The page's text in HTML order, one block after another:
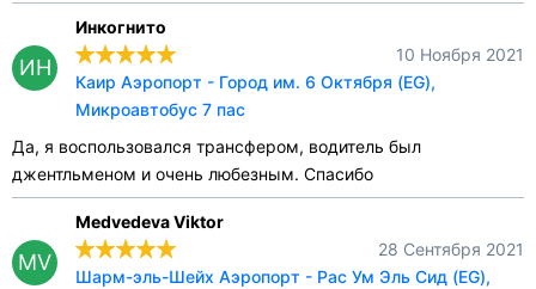
ИН
Инкогнито
10 Ноября 2021
Каир Аэропорт - Город им. 6 Октября (EG),
Микроавтобус 7 пас
Да, я воспользовался трансфером, водитель был
джентльменом и очень любезным. Спасибо
MV
Medvedeva Viktor
28 Сентября 2021
Шарм-эль-Шейх Аэропорт - Рас Ум Эль Сид (EG),